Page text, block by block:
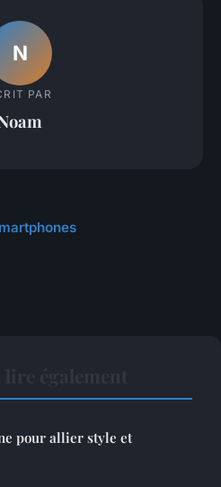
N
PAR
pour allier style et